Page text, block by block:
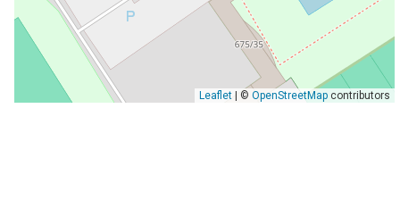
Leaflet| © OpenStreetMapcontributors